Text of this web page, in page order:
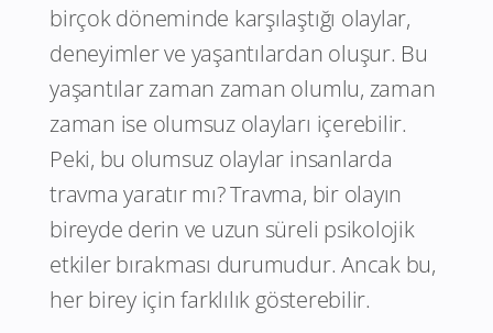
birçok döneminde karşılaştığı olaylar,
deneyimler ve yaşantılardan oluşur. Bu
yaşantılar zaman zaman olumlu, zaman
zaman ise olumsuz olayları içerebilir.
Peki, bu olumsuz olaylar insanlarda
travma yaratır mı? Travma, bir olayın
bireyde derin ve uzun süreli psikolojik
etkiler bırakması durumudur. Ancak bu,
her birey için farklılık gösterebilir.